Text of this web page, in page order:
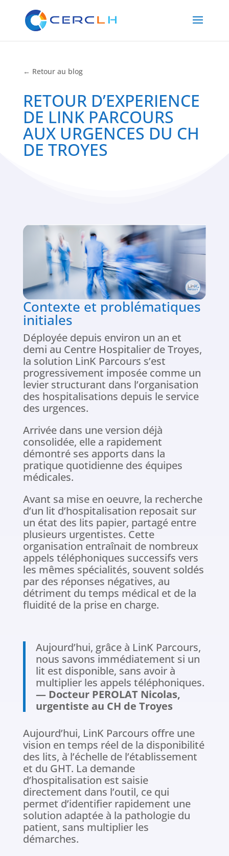
← Retour au blog
RETOUR D’EXPERIENCE
DE LINK PARCOURS
AUX URGENCES DU CH
DE TROYES
Contexte et problématiques
initiales
Déployée depuis environ un an et
demi au Centre Hospitalier de Troyes,
la solution LinK Parcours s’est
progressivement imposée comme un
levier structurant dans l’organisation
des hospitalisations depuis le service
des urgences.
Arrivée dans une version déjà
consolidée, elle a rapidement
démontré ses apports dans la
pratique quotidienne des équipes
médicales.
Avant sa mise en oeuvre, la recherche
d’un lit d’hospitalisation reposait sur
un état des lits papier, partagé entre
plusieurs urgentistes. Cette
organisation entraînait de nombreux
appels téléphoniques successifs vers
les mêmes spécialités, souvent soldés
par des réponses négatives, au
détriment du temps médical et de la
fluidité de la prise en charge.
Aujourd’hui, grâce à LinK Parcours,
nous savons immédiatement si un
lit est disponible, sans avoir à
multiplier les appels téléphoniques.
— Docteur PEROLAT Nicolas,
urgentiste au CH de Troyes
Aujourd’hui, LinK Parcours offre une
vision en temps réel de la disponibilité
des lits, à l’échelle de l’établissement
et du GHT. La demande
d’hospitalisation est saisie
directement dans l’outil, ce qui
permet d’identifier rapidement une
solution adaptée à la pathologie du
patient, sans multiplier les
démarches.